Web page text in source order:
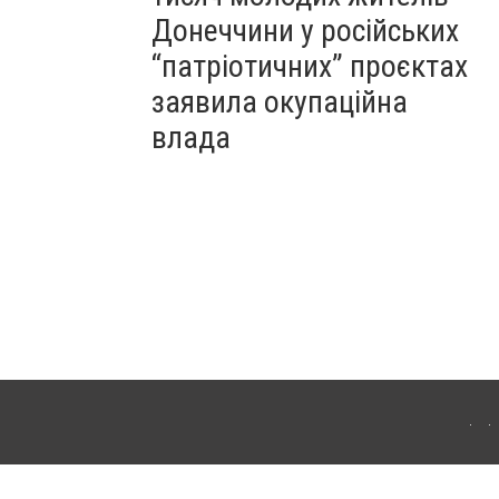
Донеччини у російських
“патріотичних” проєктах
заявила окупаційна
влада